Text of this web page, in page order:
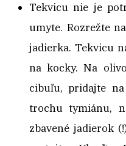
Tekvicu nie je
umyte. Rozrežte
jadierka. Tekvicu
na kocky. Na
cibuľu, pridajte
trochu tymiánu,
zbavené jadierok